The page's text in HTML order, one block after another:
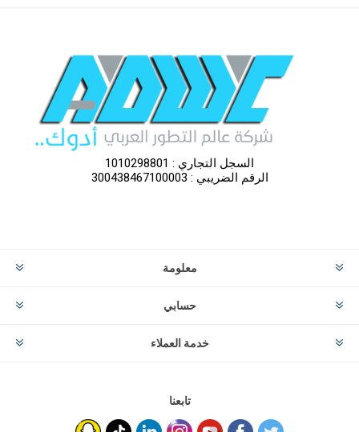
السجل التجاري : 1010298801
الرقم الضريبي : 300438467100003
معلومة
حسابي
خدمة العملاء
تابعنا